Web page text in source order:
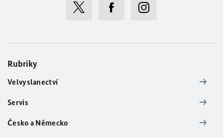
Rubriky
Velvyslanectví
Servis
Česko a Německo